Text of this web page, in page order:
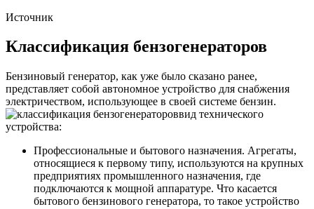
Источник
Классификация бензогенераторов
Бензиновый генератор, как уже было сказано ранее,
представляет собой автономное устройство для снабжения
электричеством, использующее в своей системе бензин.
вид технического
устройства:
Профессиональные и бытового назначения. Агрегаты,
относящиеся к первому типу, используются на крупных
предприятиях промышленного назначения, где
подключаются к мощной аппаратуре. Что касается
бытового бензинового генератора, то такое устройство